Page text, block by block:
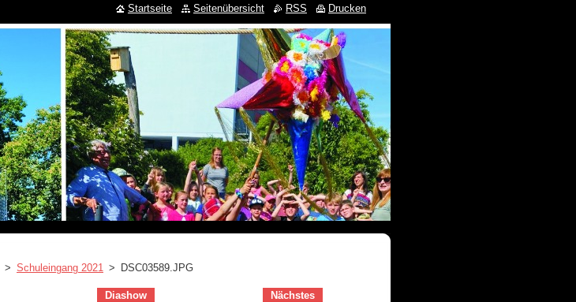
> Schuleingang 2021 > DSC03589.JPG
Diashow Nächstes
Startseite Seitenübersicht RSS Drucken